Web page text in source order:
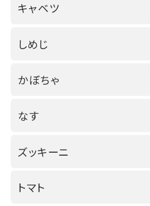
キャベツ
しめじ
かぼちゃ
なす
ズッキーニ
トマト